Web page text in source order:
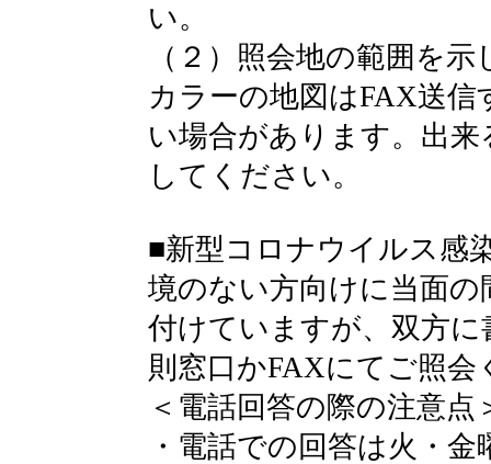
い。
（２）照会地の範囲を
カラーの地図はFAX送
い場合があります。出
してください。
■新型コロナウイルス感
境のない方向けに当面
付けていますが、双方
則窓口かFAXにてご照会
＜電話回答の際の注意点
・電話での回答は火・